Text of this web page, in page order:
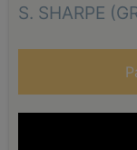
S. SHARPE